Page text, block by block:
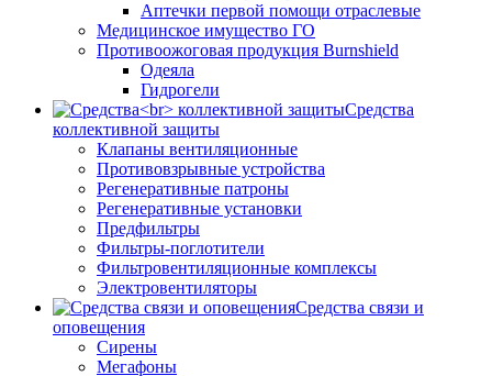
Аптечки первой помощи отраслевые
Медицинское имущество ГО
Противоожоговая продукция Burnshield
Одеяла
Гидрогели
Средства
коллективной защиты
Клапаны вентиляционные
Противовзрывные устройства
Регенеративные патроны
Регенеративные установки
Предфильтры
Фильтры-поглотители
Фильтровентиляционные комплексы
Электровентиляторы
Средства связи и
оповещения
Сирены
Мегафоны